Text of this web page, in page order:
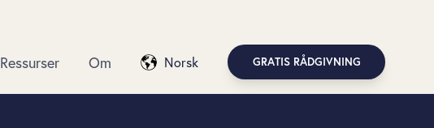
Ressurser Om Norsk GRATIS RÅDGIVNING